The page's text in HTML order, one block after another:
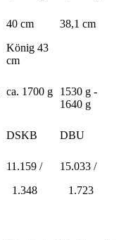
40 cm
König 43
cm
38,1 cm
ca. 1700 g
1530 g -
1640 g
DSKB DBU
11.159 /
1.348
15.033 /
1.723